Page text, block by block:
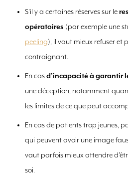
S'il y a certaines réserves sur le
opératoires (par exemple une
peeling), il vaut mieux refuser et
contraignant.
En casd’incapacité à garantir
une déception, notamment
les limites de ce que peut
En cas de patients trop jeunes,
qui peuvent avoir une image
vaut parfois mieux attendre
soi.